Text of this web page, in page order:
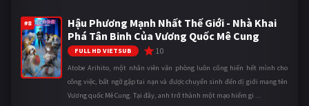
#8
Hậu Phương Mạnh Nhất Thế Giới - Nhà Khai
Phá Tân Binh Của Vương Quốc Mê Cung
FULL HD VIETSUB 10
Atobe Arihito, một nhân viên văn phòng luôn cống hiến hết mình cho
công việc, bất ngờ gặp tai nạn và được chuyển sinh đến dị giới mang tên
Vương quốc Mê Cung. Tại đây, anh trở thành một mạo hiểm gi ...